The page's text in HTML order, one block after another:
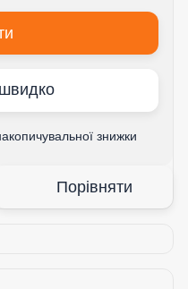
знижки
Порівняти